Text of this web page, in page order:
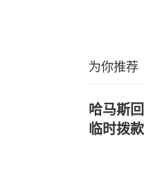
为你推荐
哈马斯
临时拨